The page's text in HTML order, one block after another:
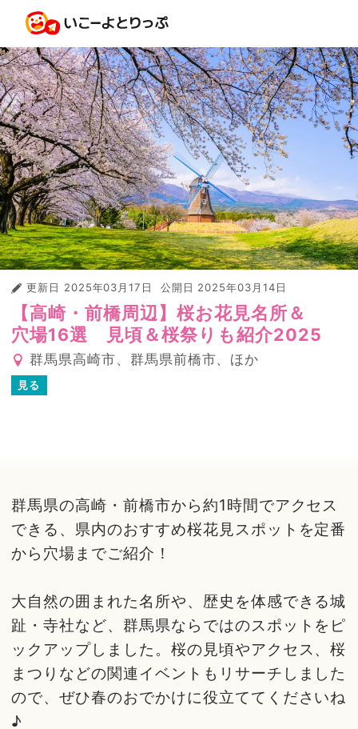
更新日 2025年03月17日 公開日 2025年03月14日
【高崎・前橋周辺】桜お花見名所＆
穴場16選 見頃＆桜祭りも紹介2025
群馬県高崎市、群馬県前橋市、ほか
見る
群馬県の高崎・前橋市から約1時間でアクセス
できる、県内のおすすめ桜花見スポットを定番
から穴場までご紹介！
大自然の囲まれた名所や、歴史を体感できる城
趾・寺社など、群馬県ならではのスポットをピ
ックアップしました。桜の見頃やアクセス、桜
まつりなどの関連イベントもリサーチしました
ので、ぜひ春のおでかけに役立ててくださいね
♪